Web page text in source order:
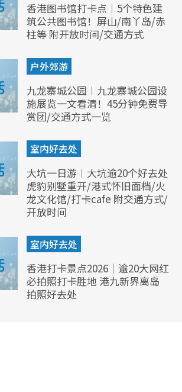
香港图书馆打卡点︱5个特色建
筑公共图书馆！屏山/南丫岛/赤
柱等 附开放时间/交通方式
户外郊游
九龙寨城公园︱九龙寨城公园设
施展览一文看清！45分钟免费导
赏团/交通方式一览
室内好去处
大坑一日游︱大坑逾20个好去处
虎豹别墅重开/港式怀旧面档/火
龙文化馆/打卡cafe 附交通方式/
开放时间
室内好去处
香港打卡景点2026｜逾20大网红
必拍照打卡胜地 港九新界离岛
拍照好去处